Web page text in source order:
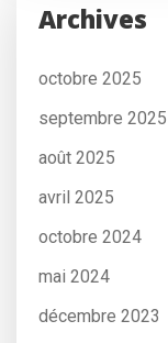
Archives
octobre 2025
septembre 2025
août 2025
avril 2025
octobre 2024
mai 2024
décembre 2023